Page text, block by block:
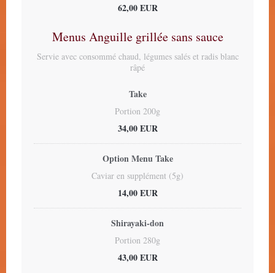
62,00 EUR
Menus Anguille grillée sans sauce
Servie avec consommé chaud, légumes salés et radis blanc
râpé
Take
Portion 200g
34,00 EUR
Option Menu Take
Caviar en supplément (5g)
14,00 EUR
Shirayaki-don
Portion 280g
43,00 EUR